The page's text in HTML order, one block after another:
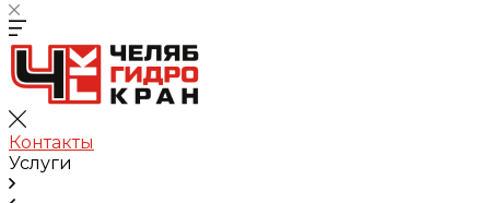
Контакты
Услуги